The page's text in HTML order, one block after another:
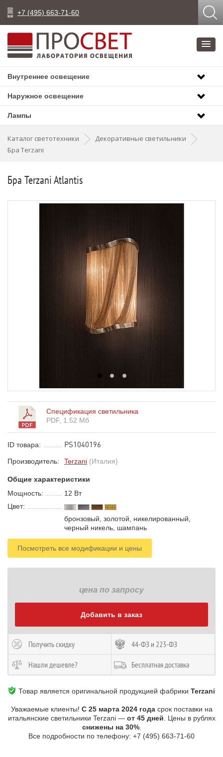
+7 (495) 663-71-60
Внутреннее освещение
Наружное освещение
Лампы
Каталог светотехники
Декоративные светильники
Бра Terzani
Бра Terzani Atlantis
Спецификация светильника
PDF, 1.52 Мб
ID товара: PS1040196
Производитель: Terzani (Италия)
Общие характеристики
Мощность:
12 Вт
Цвет:
бронзовый, золотой, никелированный,
черный никель, шампань
Посмотреть все модификации и цены
цена по запросу
Добавить в заказ
Получить скидку 44-ФЗ и 223-ФЗ
Нашли дешевле? Бесплатная доставка
Товар является оригинальной продукцией фабрики Terzani
Уважаемые клиенты! С 25 марта 2024 годасрок поставки на
итальянские светильники Terzani — от 45 дней . Цены в рублях
снижены на 30%.
Все подробности по телефону: +7 (495) 663-71-60